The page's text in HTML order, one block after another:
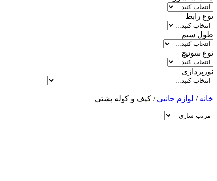
نوع رابط
طول سیم
نوع سوئیچ
نورپردازی
خانه / لوازم جانبی / کیف و کوله پشتی